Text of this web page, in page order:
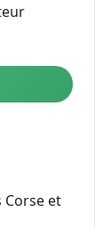
Corse et